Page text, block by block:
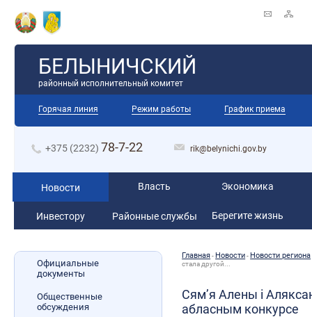
БЕЛЫНИЧСКИЙ
районный исполнительный комитет
Горячая линия Режим работы График приема
+375 (2232) 78-7-22 rik@belynichi.gov.by
Новости Власть Экономика
Инвестору Районные службы Берегите жизнь
Официальные
документы
Общественные
обсуждения
Главная- Новости- Новости региона
стала другой...
Сям’я Алены і
абласным конкурсе